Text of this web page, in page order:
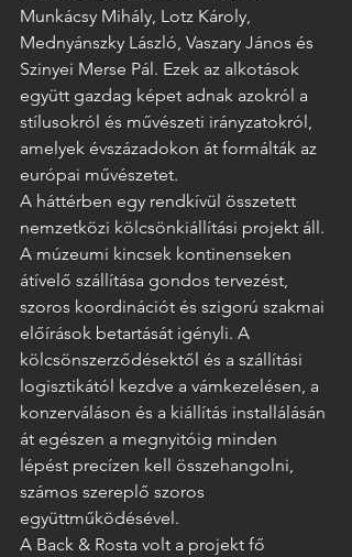
Munkácsy Mihály, Lotz Károly,
Mednyánszky László, Vaszary János és
Szinyei Merse Pál. Ezek az alkotások
együtt gazdag képet adnak azokról a
stílusokról és művészeti irányzatokról,
amelyek évszázadokon át formálták az
európai művészetet.
A háttérben egy rendkívül összetett
nemzetközi kölcsönkiállítási projekt áll.
A múzeumi kincsek kontinenseken
átívelő szállítása gondos tervezést,
szoros koordinációt és szigorú szakmai
előírások betartását igényli. A
kölcsönszerződésektől és a szállítási
logisztikától kezdve a vámkezelésen, a
konzerváláson és a kiállítás installálásán
át egészen a megnyitóig minden
lépést precízen kell összehangolni,
számos szereplő szoros
együttműködésével.
A Back & Rosta volt a projekt fő